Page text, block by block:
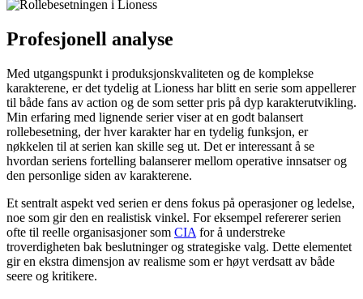
Profesjonell analyse
Med utgangspunkt i produksjonskvaliteten og de komplekse
karakterene, er det tydelig at Lioness har blitt en serie som appellerer
til både fans av action og de som setter pris på dyp karakterutvikling.
Min erfaring med lignende serier viser at en godt balansert
rollebesetning, der hver karakter har en tydelig funksjon, er
nøkkelen til at serien kan skille seg ut. Det er interessant å se
hvordan seriens fortelling balanserer mellom operative innsatser og
den personlige siden av karakterene.
Et sentralt aspekt ved serien er dens fokus på operasjoner og ledelse,
noe som gir den en realistisk vinkel. For eksempel refererer serien
ofte til reelle organisasjoner som CIA for å understreke
troverdigheten bak beslutninger og strategiske valg. Dette elementet
gir en ekstra dimensjon av realisme som er høyt verdsatt av både
seere og kritikere.